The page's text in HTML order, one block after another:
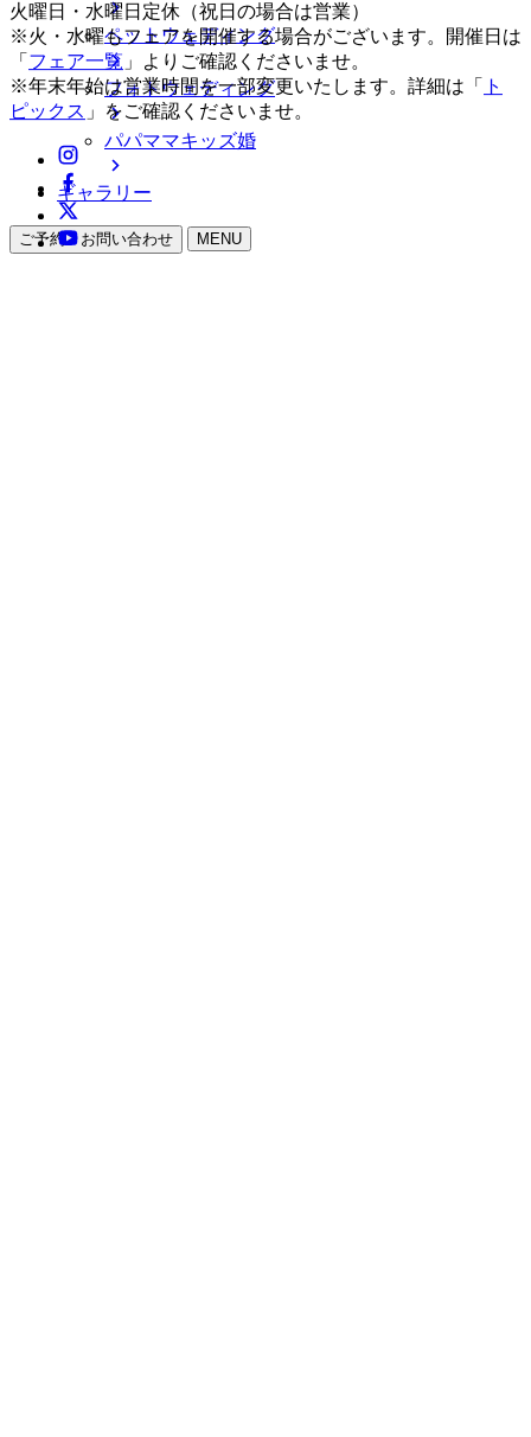
ペットウェディング
フォトウェディング
パパママキッズ婚
ギャラリー
ご予約・お問い合わせ MENU
火曜日・水曜日定休（祝日の場合は営業）
※火・水曜もフェアを開催する場合がございます。開催日は
「 フェア一覧 」よりご確認くださいませ。
※年末年始は営業時間を一部変更いたします。詳細は「
ト
ピックス 」をご確認くださいませ。